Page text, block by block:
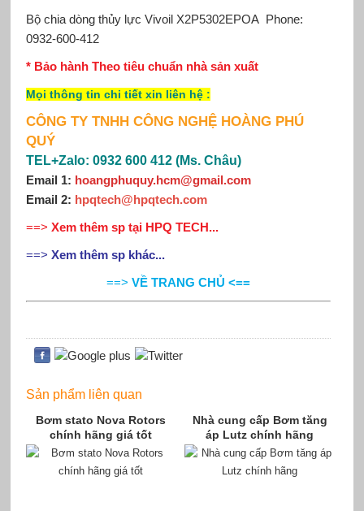
Bộ chia dòng thủy lực VivoilX2P5302ΕΡΟΑ Phone:
0932-600-412
* Bảo hành Theo tiêu chuẩn nhà sản xuất
Mọi thông tin chi tiết xin liên hệ:
CÔNG TY TNHH CÔNG NGHỆ HOÀNG PHÚ
QUÝ
TEL+Zalo: 0932 600 412 (Ms. Châu)
Email 1: hoangphuquy.hcm@gmail.com
Email 2: hpqtech@hpqtech.com
==> Xem thêm sp tại HPQ TECH...
==> Xem thêm sp khác...
==> VỀ TRANG CHỦ <==
Sản phẩm liên quan
Bơm stato Nova Rotors
chính hãng giá tốt
Nhà cung cấp Bơm tăng
áp Lutz chính hãng